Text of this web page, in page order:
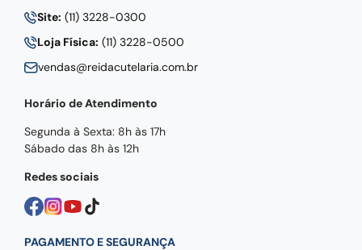
Site: (11) 3228-0300
Loja Física: (11) 3228-0500
vendas@reidacutelaria.com.br
Horário de Atendimento
Segunda à Sexta: 8h às 17h
Sábado das 8h às 12h
Redes sociais
PAGAMENTO E SEGURANÇA